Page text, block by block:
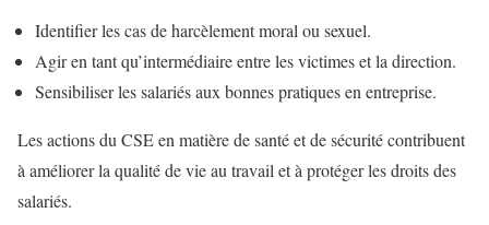
Identifier les cas de harcèlement moral ou sexuel.
Agir en tant qu’intermédiaire entre les victimes et la direction.
Sensibiliser les salariés aux bonnes pratiques en entreprise.
Les actions du CSE en matière de santé et de sécurité contribuent
à améliorer la qualité de vie au travail et à protéger les droits des
salariés.